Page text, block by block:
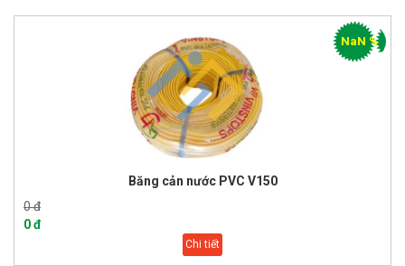
Băng cản nước PVC V150
0 đ
0 đ
Chi tiết
NaN %